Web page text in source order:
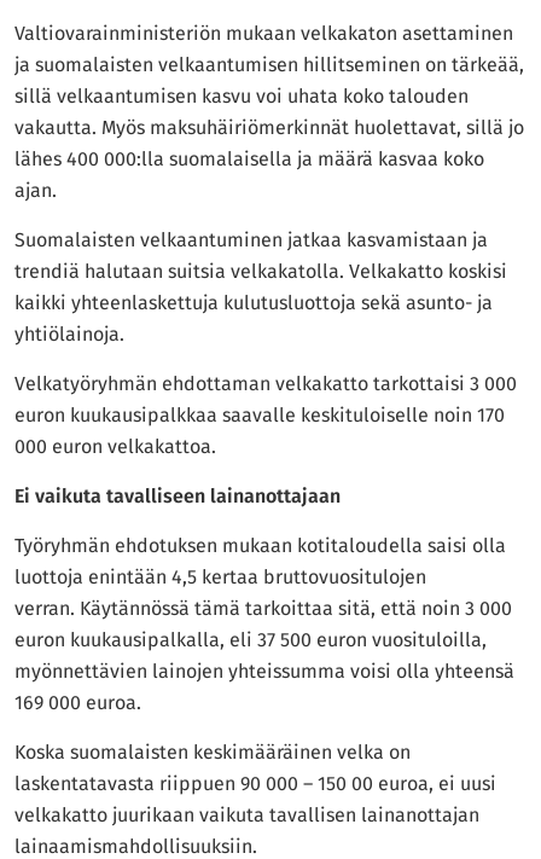
Valtiovarainministeriön mukaan velkakaton asettaminen
ja suomalaisten velkaantumisen hillitseminen on tärkeää,
sillä velkaantumisen kasvu voi uhata koko talouden
vakautta. Myös maksuhäiriömerkinnät huolettavat, sillä jo
lähes 400 000:lla suomalaisella ja määrä kasvaa koko
ajan.
Suomalaisten velkaantuminen jatkaa kasvamistaan ja
trendiä halutaan suitsia velkakatolla. Velkakatto koskisi
kaikki yhteenlaskettuja kulutusluottoja sekä asunto- ja
yhtiölainoja.
Velkatyöryhmän ehdottaman velkakatto tarkottaisi 3 000
euron kuukausipalkkaa saavalle keskituloiselle noin 170
000 euron velkakattoa.
Ei vaikuta tavalliseen lainanottajaan
Työryhmän ehdotuksen mukaan kotitaloudella saisi olla
luottoja enintään 4,5 kertaa bruttovuositulojen
verran. Käytännössä tämä tarkoittaa sitä, että noin 3 000
euron kuukausipalkalla, eli 37 500 euron vuosituloilla,
myönnettävien lainojen yhteissumma voisi olla yhteensä
169 000 euroa.
Koska suomalaisten keskimääräinen velka on
laskentatavasta riippuen 90 000 – 150 00 euroa, ei uusi
velkakatto juurikaan vaikuta tavallisen lainanottajan
lainaamismahdollisuuksiin.